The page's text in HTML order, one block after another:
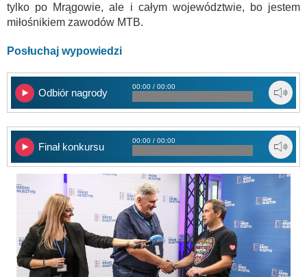
tylko po Mrągowie, ale i całym województwie, bo jestem
miłośnikiem zawodów MTB.
Posłuchaj wypowiedzi
Odbiór nagrody
00:00 / 00:00
Finał konkursu
00:00 / 00:00